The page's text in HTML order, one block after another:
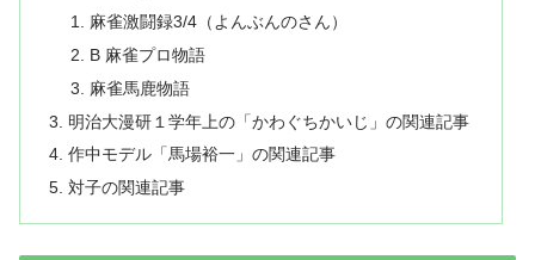
麻雀激闘録3/4（よんぶんのさん）
B 麻雀プロ物語
麻雀馬鹿物語
明治大漫研１学年上の「かわぐちかいじ」の関連記事
作中モデル「馬場裕一」の関連記事
対子の関連記事